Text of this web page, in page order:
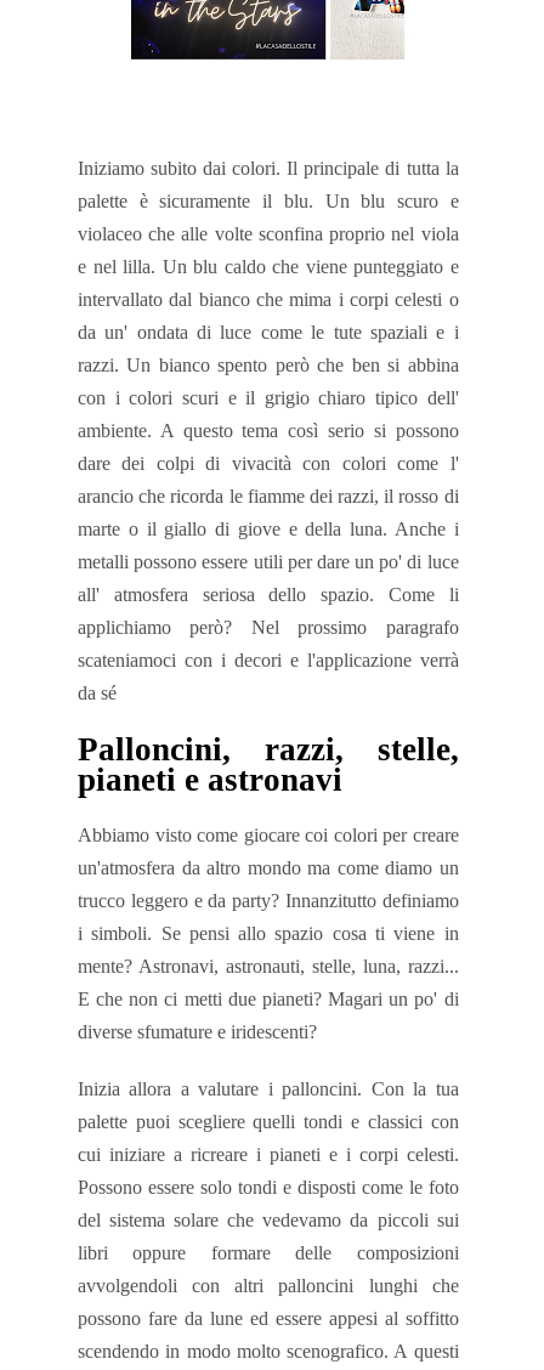
Iniziamo subito dai colori. Il principale di tutta la
palette è sicuramente il blu. Un blu scuro e
violaceo che alle volte sconfina proprio nel viola
e nel lilla. Un blu caldo che viene punteggiato e
intervallato dal bianco che mima i corpi celesti o
da un' ondata di luce come le tute spaziali e i
razzi. Un bianco spento però che ben si abbina
con i colori scuri e il grigio chiaro tipico dell'
ambiente. A questo tema così serio si possono
dare dei colpi di vivacità con colori come l'
arancio che ricorda le fiamme dei razzi, il rosso di
marte o il giallo di giove e della luna. Anche i
metalli possono essere utili per dare un po' di luce
all' atmosfera seriosa dello spazio. Come li
applichiamo però? Nel prossimo paragrafo
scateniamoci con i decori e l'applicazione verrà
da sé
Palloncini, razzi, stelle,
pianeti e astronavi
Abbiamo visto come giocare coi colori per creare
un'atmosfera da altro mondo ma come diamo un
trucco leggero e da party? Innanzitutto definiamo
i simboli. Se pensi allo spazio cosa ti viene in
mente? Astronavi, astronauti, stelle, luna, razzi...
E che non ci metti due pianeti? Magari un po' di
diverse sfumature e iridescenti?
Inizia allora a valutare i palloncini. Con la tua
palette puoi scegliere quelli tondi e classici con
cui iniziare a ricreare i pianeti e i corpi celesti.
Possono essere solo tondi e disposti come le foto
del sistema solare che vedevamo da piccoli sui
libri oppure formare delle composizioni
avvolgendoli con altri palloncini lunghi che
possono fare da lune ed essere appesi al soffitto
scendendo in modo molto scenografico. A questi